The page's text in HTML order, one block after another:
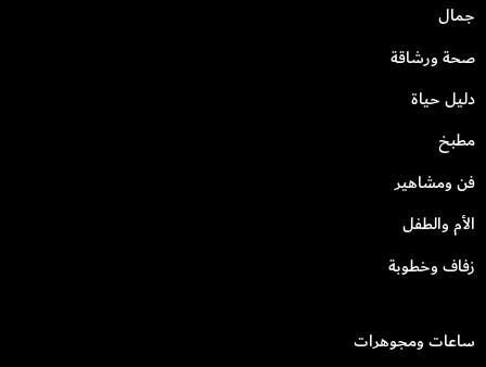
جمال
صحة ورشاقة
دليل حياة
مطبخ
فن ومشاهير
الأم والطفل
زفاف وخطوبة
ساعات ومجوهرات